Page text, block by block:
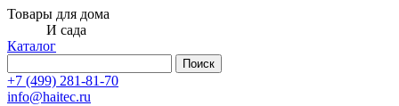
Товары для дома
И сада
Каталог
Поиск
+7 (499) 281-81-70
info@haitec.ru